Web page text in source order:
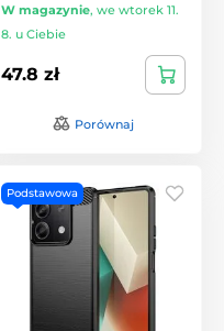
W magazynie, we wtorek 11.
8. u Ciebie
47.8 zł
Porównaj
Podstawowa